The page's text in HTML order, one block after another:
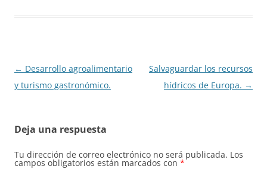
Navegación
de
← Desarrollo agroalimentario
y turismo gastronómico.
Salvaguardar los recursos
hídricos de Europa. →
Deja una respuesta
Tu dirección de correo electrónico no será publicada. Los
campos obligatorios están marcados con *